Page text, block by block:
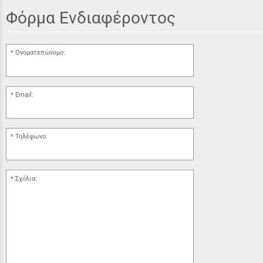
Φόρμα Ενδιαφέροντος
Ονοματεπώνυμο:
Email:
Τηλέφωνο:
Σχόλια: